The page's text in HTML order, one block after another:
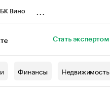
Вино
Стать экспертом
Финансы Недвижимость